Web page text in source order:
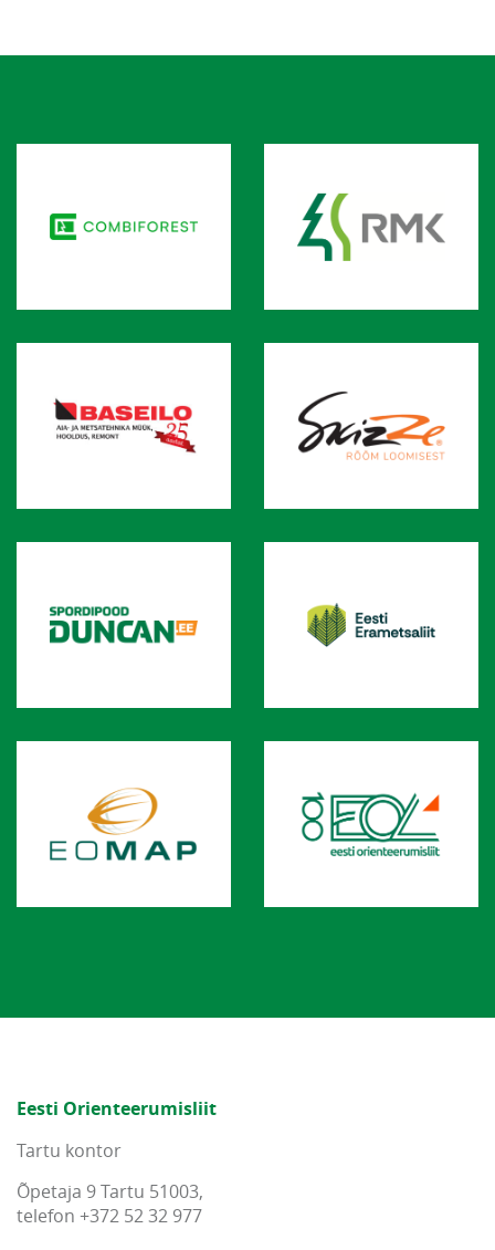
Eesti Orienteerumisliit
Tartu kontor
Õpetaja 9 Tartu 51003,
telefon +372 52 32 977